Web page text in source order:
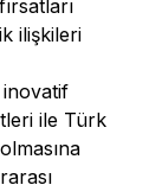
ilişkileri
ile Türk